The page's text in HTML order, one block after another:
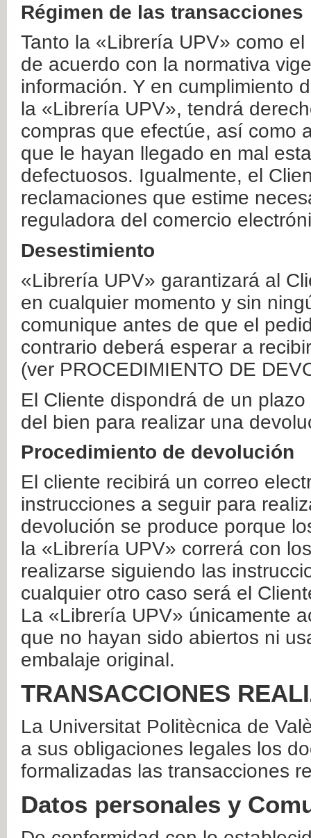
Régimen de las transacciones
Tanto la «Librería UPV» como
de acuerdo con la normativa
información. Y en cumplimiento
la «Librería UPV», tendrá
compras que efectúe, así como
que le hayan llegado en mal
defectuosos. Igualmente, el
reclamaciones que estime
reguladora del comercio
Desestimiento
«Librería UPV» garantizará al
en cualquier momento y sin
comunique antes de que el
contrario deberá esperar a
(ver PROCEDIMIENTO DE
El Cliente dispondrá de un
del bien para realizar una
Procedimiento de devolución
El cliente recibirá un correo
instrucciones a seguir para
devolución se produce porque
la «Librería UPV» correrá con
realizarse siguiendo las
cualquier otro caso será el
La «Librería UPV» únicamente
que no hayan sido abiertos ni
embalaje original.
TRANSACCIONES
La Universitat Politècnica de
a sus obligaciones legales los
formalizadas las transacciones
Datos personales y